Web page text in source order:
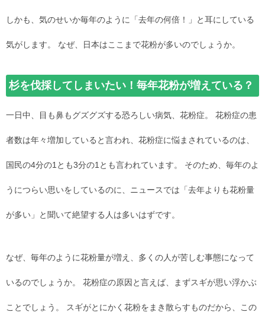
しかも、気のせいか毎年のように「去年の何倍！」と耳にしている
気がします。 なぜ、日本はここまで花粉が多いのでしょうか。
杉を伐採してしまいたい！毎年花粉が増えている？
一日中、目も鼻もグズグズする恐ろしい病気、花粉症。 花粉症の患
者数は年々増加していると言われ、花粉症に悩まされているのは、
国民の4分の1とも3分の1とも言われています。 そのため、毎年のよ
うにつらい思いをしているのに、ニュースでは「去年よりも花粉量
が多い」と聞いて絶望する人は多いはずです。
なぜ、毎年のように花粉量が増え、多くの人が苦しむ事態になって
いるのでしょうか。 花粉症の原因と言えば、まずスギが思い浮かぶ
ことでしょう。 スギがとにかく花粉をまき散らすものだから、この